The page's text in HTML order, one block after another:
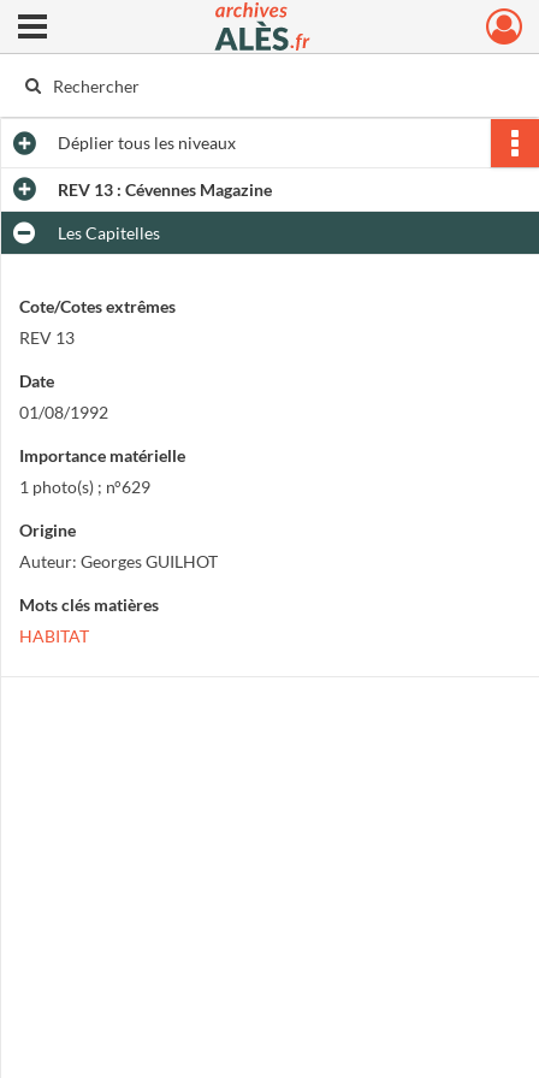
Archives municipales d'Alès
Ouvrir le menu déroulant
Dépliertous les niveaux
REV 13 : Cévennes Magazine
Les Capitelles
Cote/Cotes extrêmes
REV 13
Date
01/08/1992
Importance matérielle
1 photo(s) ; n°629
Origine
Auteur: Georges GUILHOT
Mots clés matières
HABITAT